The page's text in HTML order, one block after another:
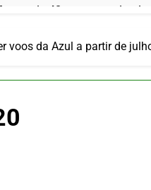
anuncia 42 rotas na
voos diretos entre
na Serra Catarinense:
em Um Só Lugar:
do Atomium: História,
voos da Azul a partir de